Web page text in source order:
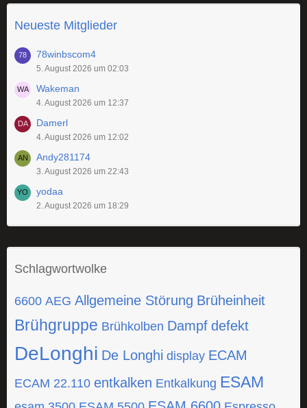
Neueste Mitglieder
78winbscom4
5. August 2026 um 02:03
Wakeman
4. August 2026 um 12:37
Damerl
4. August 2026 um 12:02
Andy281174
3. August 2026 um 22:43
yodaa
2. August 2026 um 18:29
Schlagwortwolke
6600 AEG Allgemeine Störung Brüheinheit
Brühgruppe Brühkolben Dampf defekt
DeLonghi De Longhi display ECAM
ECAM 22.110 entkalken Entkalkung ESAM